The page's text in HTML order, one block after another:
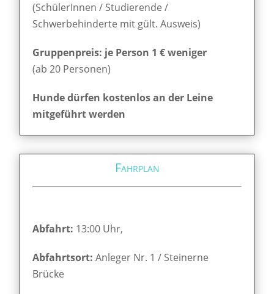
(SchülerInnen / Studierende /
Schwerbehinderte mit gült. Ausweis)
Gruppenpreis: je Person 1 € weniger
(ab 20 Personen)
Hunde dürfen kostenlos an der Leine
mitgeführt werden
Fahrplan
Abfahrt: 13:00 Uhr,
Abfahrtsort:Anleger Nr. 1 / Steinerne
Brücke